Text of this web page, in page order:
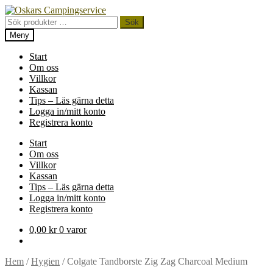
Hoppa
till
navigering
Hoppa
till
innehåll
Sök
efter:
Sök
Meny
Start
Om oss
Villkor
Kassan
Tips – Läs gärna detta
Logga in/mitt konto
Registrera konto
Start
Om oss
Villkor
Kassan
Tips – Läs gärna detta
Logga in/mitt konto
Registrera konto
0,00 kr 0 varor
Hem /Hygien /Colgate Tandborste Zig Zag Charcoal Medium